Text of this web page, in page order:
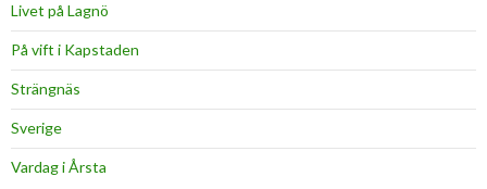
Livet på Lagnö
På vift i Kapstaden
Strängnäs
Sverige
Vardag i Årsta